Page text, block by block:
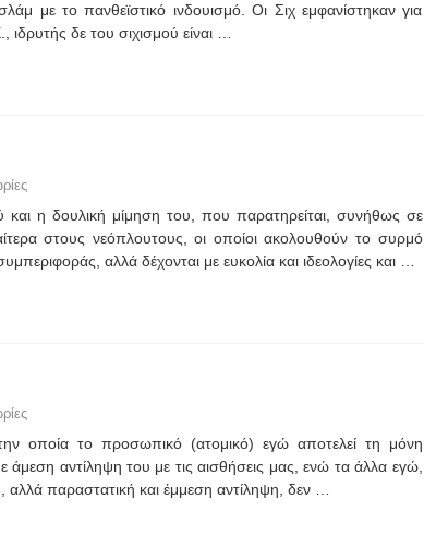
με το πανθεϊστικό ινδουισμό. Οι Σιχ εμφανίστηκαν για
δε του σιχισμού είναι …
και η δουλική μίμηση του, που παρατηρείται, συνήθως σε
στους νεόπλουτους, οι οποίοι ακολουθούν το συρμό
αλλά δέχονται με ευκολία και ιδεολογίες και …
οποία το προσωπικό (ατομικό) εγώ αποτελεί τη μόνη
άμεση αντίληψη του με τις αισθήσεις μας, ενώ τα άλλα εγώ,
αλλά παραστατική και έμμεση αντίληψη, δεν …